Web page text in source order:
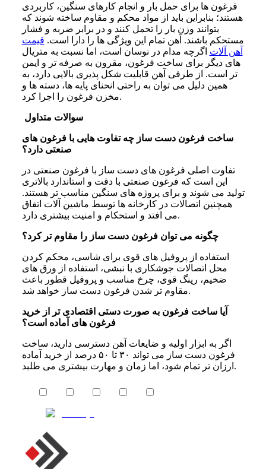
فرغون ‌ها برای حمل بار و انجام کارهای سنگین، کاربردی
هستند؛ بنابراین باید از مواد محکم و مقاوم ساخته شوند که
بتوانند وزن بار را تحمل کنند و در برابر ضربه و فشار
مستحکم باشند. آهن تمام این ویژگی ها را دارا است. قیمت
آهن آلات اگرچه مدام در نوسان است، اما نسبت به متریال
های دیگر برای ساخت فرغون، مقرون به صرفه تر و ایمن
تر است. از طرفی آهن قابلیت شکل ‌پذیری بالایی دارد، به
همین دلیل می توان به راحتی انحنای پایه ها، دسته ها و
مخزن فرغون را اجرا کرد.
سوالات متداول
ساخت فرغون دست ساز چه تفاوت‌ هایی با فرغون‌ های
صنعتی دارد؟
تفاوت اصلی فرغون های دست ساز با فرغون صنعتی در
این است که فرغون صنعتی با دقت و استاندارد بالاتری
تولید می شوند و برای پروژه های سنگین مناسب تر هستند.
همچنین اتصالات در کارخانه ها توسط ماشین آلات اتفاق
می افتد و استحکام و امنیت بیشتری دارد.
چگونه می‌ توان فرغون دست ساز را مقاوم‌ تر کرد؟
استفاده از پروفیل های قوی برای شاسی، محکم کردن
محل اتصالات جوشکاری با نبشی، استفاده از ورق های
ضخیم، رینگ قوی، چرخ مناسب و پروفیل قطور باعث
مقاوم تر شدن فرغون دست ساز خواهد شد.
آیا ساخت فرغون به صورت دستی اقتصادی‌ تر از خرید
فرغون‌ های آماده است؟
اگر به ابزار اولیه و ضایعات آهن دسترسی دارید، ساخت
فرغون دست ‌ساز می ‌تواند ۳۰ تا ۵۰ درصد از خرید آماده
ارزان ‌تر تمام شود، اما زمان و مهارت بیشتری می ‌طلبد.